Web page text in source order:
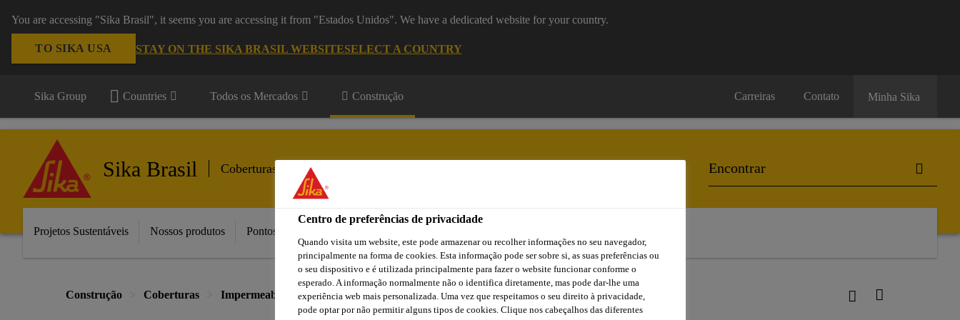
You are accessing "Sika Brasil", it seems you are accessing it from "Estados Unidos". We have a dedicated website for your country.
TO SIKA USA STAY ON THE SIKA BRASIL WEBSITESELECT A COUNTRY
Sika Group Countries Todos os Mercados Construção Carreiras Contato Minha Sika
Sika Brasil Coberturas
Projetos Sustentáveis Nossos produtos Pontos de Venda
Construção Coberturas Impermeabilização de Lajes de Concreto Membrana Líquida Acrílica SikaFill® Rápido
Centro de preferências de privacidade
Quando visita um website, este pode armazenar ou recolher informações no seu navegador,
principalmente na forma de cookies. Esta informação pode ser sobre si, as suas preferências ou
o seu dispositivo e é utilizada principalmente para fazer o website funcionar conforme o
esperado. A informação normalmente não o identifica diretamente, mas pode dar-lhe uma
experiência web mais personalizada. Uma vez que respeitamos o seu direito à privacidade,
pode optar por não permitir alguns tipos de cookies. Clique nos cabeçalhos das diferentes